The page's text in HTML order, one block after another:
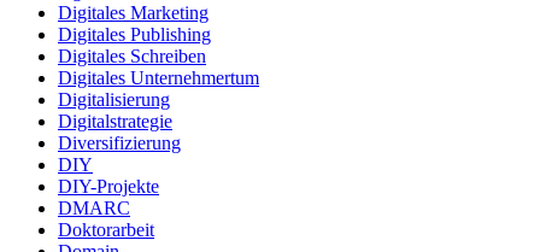
Digitales Marketing
Digitales Publishing
Digitales Schreiben
Digitales Unternehmertum
Digitalisierung
Digitalstrategie
Diversifizierung
DIY
DIY-Projekte
DMARC
Doktorarbeit